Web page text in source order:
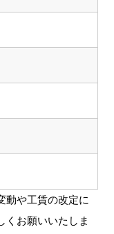
動や工賃の改定に
くお願いいたしま